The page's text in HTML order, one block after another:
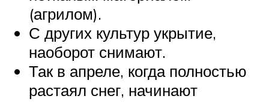
(агрилом).
С других культур укрытие,
наоборот снимают.
Так в апреле, когда полностью
растаял снег, начинают